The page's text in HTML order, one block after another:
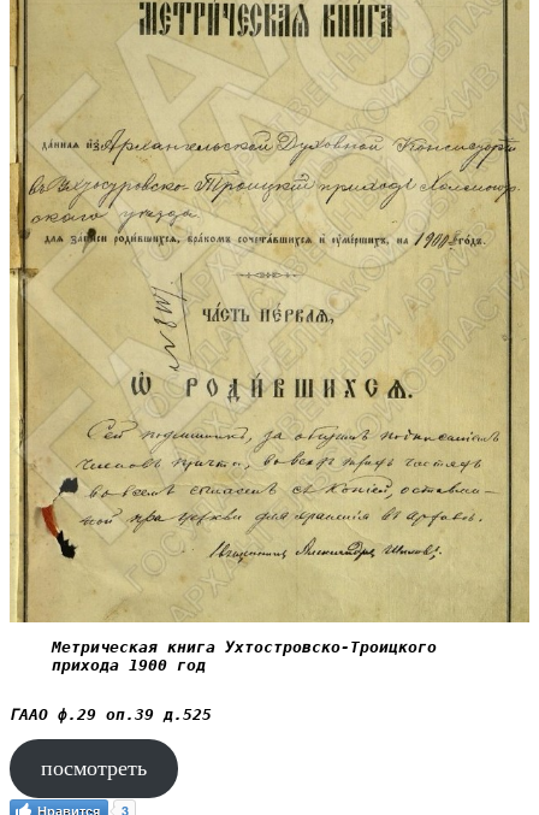
Метрическая книга Ухтостровско-Троицкого
прихода 1900 год
ГААО ф.29 оп.39 д.525
посмотреть
Нравится 3